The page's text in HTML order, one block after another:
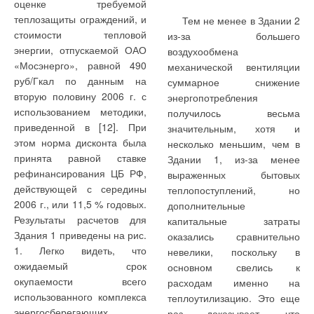
оценке требуемой
теплозащиты ограждений, и
стоимости тепловой
энергии, отпускаемой ОАО
«Мосэнерго», равной 490
руб/Гкал по данным на
вторую половину 2006 г. с
использованием методики,
приведенной в [12]. При
этом норма дисконта была
принята равной ставке
рефинансирования ЦБ РФ,
действующей с середины
2006 г., или 11,5 % годовых.
Результаты расчетов для
Здания 1 приведены на рис.
1. Легко видеть, что
ожидаемый срок
окупаемости всего
использованного комплекса
Тем не менее в Здании 2
из-за большего
воздухообмена
механической вентиляции
суммарное снижение
энергопотребления
получилось весьма
значительным, хотя и
несколько меньшим, чем в
Здании 1, из-за менее
выраженных бытовых
теплопоступлений, но
дополнительные
капитальные затраты
оказались сравнительно
невелики, поскольку в
основном свелись к
расходам именно на
теплоутилизацию. Это еще
иначе складывается ситуация у центробежных насосов,
имеющих больший диаметр и большую массу и обладающих
более продолжительным моментом инерции.
У электродвигателей мощностью свыше 45 кВт можно, как
правило, достигнуть значительного снижения второго пика
тока. Следует отметить, что слишком долгая эксплуатация
электродвигателя в режиме «звезда» приводит к его
перегреву и, следовательно, сокращает срок службы.
Установки, содержащие погружные насосы с
электродвигателями, включенными по этому методу, часто
бывают дороже, чем аналоги, поскольку для
электродвигателя требуется два соединительных кабеля
(вместо обычно необходимого одного).
Метод включения посредством пускового
трансформатора: AF
При этом методе пуска (его также называют методом
Корндорфа) напряжение снижается посредством
трансформаторов (обычно двух), по одному на каждую фазу.
«Терморос» арматура FAR — это не только продукция, но и
отношения, которые связывают основных партнеров
компании «Терморос» непосредственно с сотрудниками
завода.
Например, многие партнеры лично знакомы с экспорт-
менеджером завода Клаудио Занелла, и знают его как
энергичного и жизнерадостного человека, способного
увлеченно работать и беззаботно отдыхать. Вмести с ним в
Россию часто приезжает с деловыми и личными визитами
один из совладельцев компании Альберто Алезино.
Подобные встречи позволяют лучше отслеживать тенденции
российского рынка.
Надежность арматуры FAR наглядно демонстрирует опыт
собственного монтажа внутренних инженерных систем
компании «Терморос» на сотнях сданных и успешно
эксплуатируемых объектах, а также отзывы многочисленных
дилеров и эксплуатирующих организаций. Многообразие
вариантов и универсальность подсоединения к любой
системе позволяют подобрать оптимальную по типоразмеру